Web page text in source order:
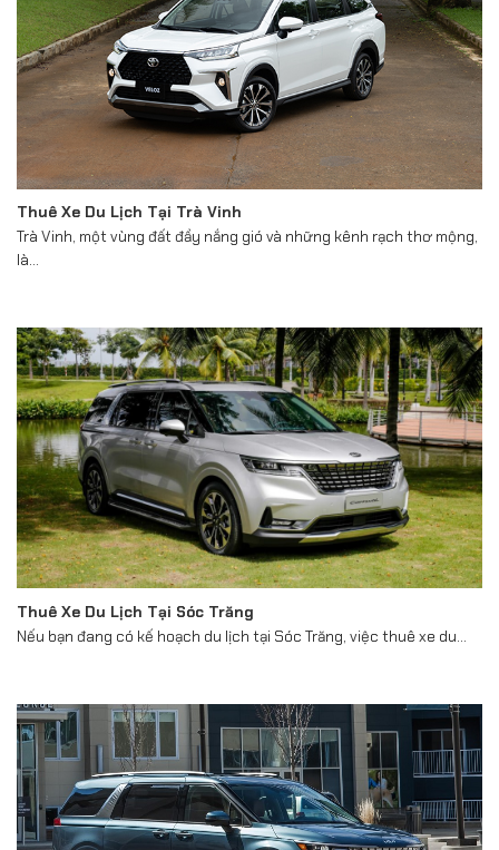
Thuê Xe Du Lịch Tại Trà Vinh
Trà Vinh, một vùng đất đầy nắng gió và những kênh rạch thơ mộng,
là...
Thuê Xe Du Lịch Tại Sóc Trăng
Nếu bạn đang có kế hoạch du lịch tại Sóc Trăng, việc thuê xe du...